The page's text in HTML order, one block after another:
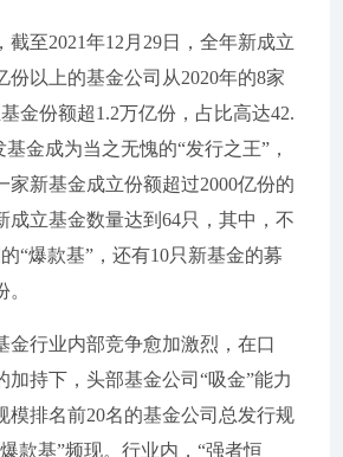
截至2021年12月29日，全年新成立
份以上的基金公司从2020年的8家
金份额超1.2万亿份，占比高达42.
金成为当之无愧的“发行之王”，
家新基金成立份额超过2000亿份的
成立基金数量达到64只，其中，不
“爆款基”，还有10只新基金的募
金行业内部竞争愈加激烈，在口
加持下，头部基金公司“吸金”能力
模排名前20名的基金公司总发行规
款基”频现。行业内，“强者恒